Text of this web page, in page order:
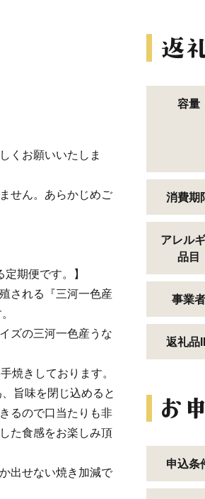
くお願いいたしま
せん。あらかじめご
期便です。】
される『三河一色産
ズの三河一色産うな
焼きしております。
旨味を閉じ込めると
るので口当たりも非
た食感をお楽しみ頂
出せない焼き加減で
容量
消費期
アレル
品目
事業者
返礼品
申込条